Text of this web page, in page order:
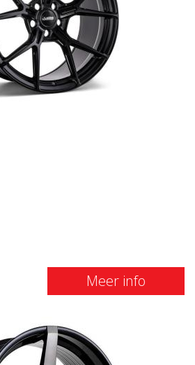
Meer info